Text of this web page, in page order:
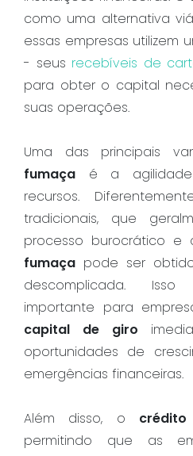
como uma alternativa
essas empresas utilizem
- seus recebíveis de
para obter o capital
suas operações.
Uma das principais
fumaça é a
recursos.
tradicionais, que
processo burocrático e
fumaça pode ser
descomplicada.
importante para
capital de giro
oportunidades de
emergências financeiras.
Além disso, o
permitindo que as